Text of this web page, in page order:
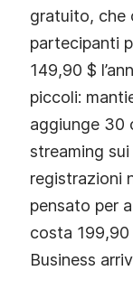
gratuito, che
partecipanti
149,90 $
piccoli:
aggiunge 30
streaming
registrazioni
pensato per
costa 199,90
Business